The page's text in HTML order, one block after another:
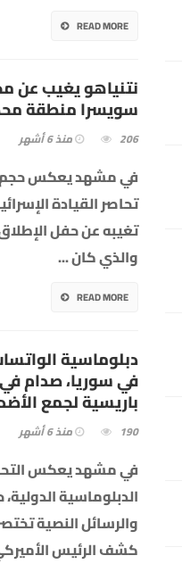
READ MORE
نتنياهو يغيب
سويسرا منطقة
206
في مشهد يعكس حجم
تحاصر القيادة
تغيبه عن حفل
والذي كان...
READ MORE
دبلوماسية
في سوريا، صدام
باريسية لجمع
190
في مشهد يعكس
الدبلوماسية
والرسائل النصية
كشف الرئيس